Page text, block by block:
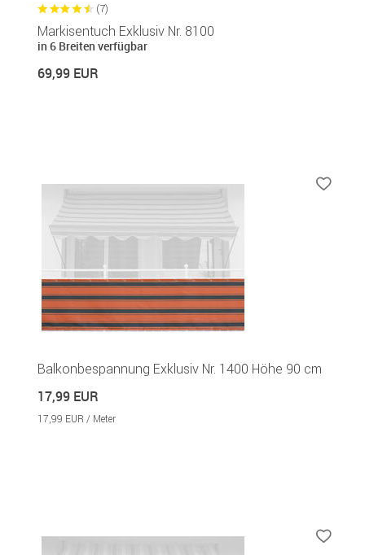
(7)
Markisentuch Exklusiv Nr. 8100
in 6 Breiten verfügbar
69,99 EUR
Balkonbespannung Exklusiv Nr. 1400 Höhe 90 cm
17,99 EUR
17,99 EUR / Meter